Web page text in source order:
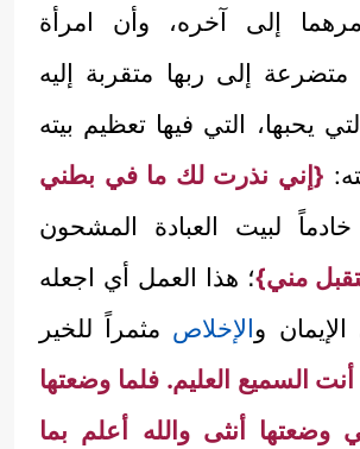
إلى آخره، وأن امرأة
إلى ربها متقربة إليه
يحبها، التي فيها تعظيم بيته
{إني نذرت لك ما في بطني
لبيت العبادة المشحون
مني}؛ هذا العمل أي اجعله
والإخلاص مثمراً للخير
السميع العليم. فلما وضعتها
أنثى والله أعلم بما